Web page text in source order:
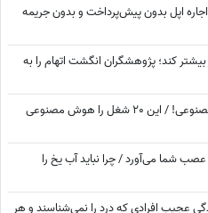
اجاره اپل بدون پیش‌پرداخت و بدون جریمه
کند؛ پژوهشگران انگشت اتهام را به
لیست مشاغل مقاوم در برابر هوش مصنوعی! / این 20 شغل را هوش مصنوعی
شما می‌آورد / چرا نباید آب یخ را
عجیب افرادی که درد را نمی‌شناسند و هر